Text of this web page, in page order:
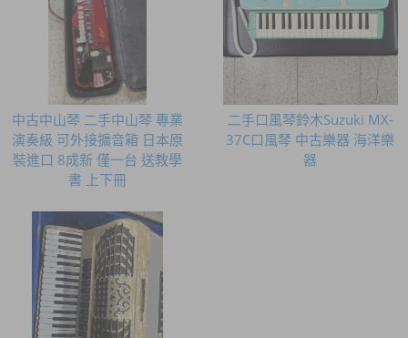
中古中山琴 二手中山琴 專業
演奏級 可外接擴音箱 日本原
裝進口 8成新 僅一台 送教學
書 上下冊
二手口風琴鈴木Suzuki MX-
37C口風琴 中古樂器 海洋樂
器